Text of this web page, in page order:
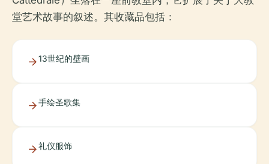
堂艺术故事的叙述。其收藏品包括：
13世纪的壁画
手绘圣歌集
礼仪服饰